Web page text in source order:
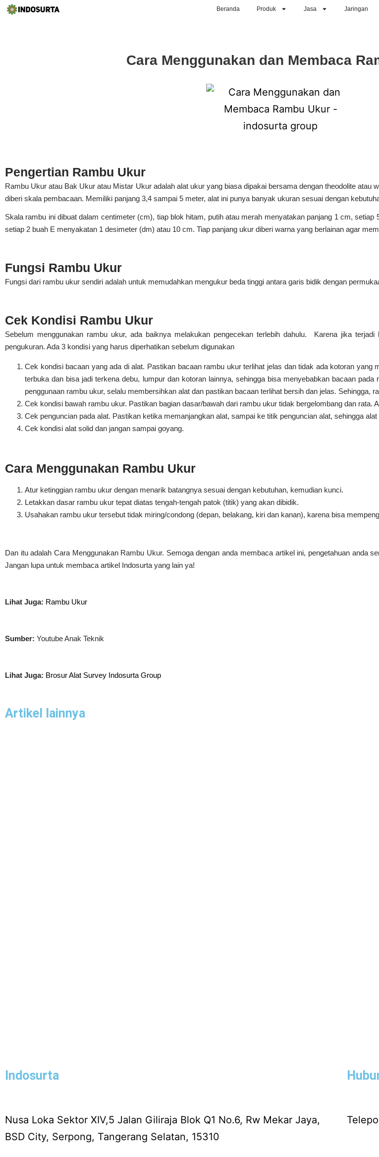
Beranda Produk Jasa Jaringan
Cara Menggunakan dan Membaca
Pengertian Rambu Ukur
Rambu Ukur atau Bak Ukur atau Mistar Ukur adalah alat ukur yang biasa dipakai bersama dengan theodolite atau
diberi skala pembacaan. Memiliki panjang 3,4 sampai 5 meter, alat ini punya banyak ukuran sesuai dengan
Skala rambu ini dibuat dalam centimeter (cm), tiap blok hitam, putih atau merah menyatakan panjang 1 cm,
setiap 2 buah E menyakatan 1 desimeter (dm) atau 10 cm. Tiap panjang ukur diberi warna yang berlainan agar
Fungsi Rambu Ukur
Fungsi dari rambu ukur sendiri adalah untuk memudahkan mengukur beda tinggi antara garis bidik dengan
Cek Kondisi Rambu Ukur
Sebelum menggunakan rambu ukur, ada baiknya melakukan pengecekan terlebih dahulu. Karena jika
pengukuran. Ada 3 kondisi yang harus diperhatikan sebelum digunakan
Cek kondisi bacaan yang ada di alat. Pastikan bacaan rambu ukur terlihat jelas dan tidak ada kotoran yang
terbuka dan bisa jadi terkena debu, lumpur dan kotoran lainnya, sehingga bisa menyebabkan bacaan
penggunaan rambu ukur, selalu membersihkan alat dan pastikan bacaan terlihat bersih dan jelas. Sehingga,
Cek kondisi bawah rambu ukur. Pastikan bagian dasar/bawah dari rambu ukur tidak bergelombang dan rata.
Cek penguncian pada alat. Pastikan ketika memanjangkan alat, sampai ke titik penguncian alat, sehingga
Cek kondisi alat solid dan jangan sampai goyang.
Cara Menggunakan Rambu Ukur
Atur ketinggian rambu ukur dengan menarik batangnya sesuai dengan kebutuhan, kemudian kunci.
Letakkan dasar rambu ukur tepat diatas tengah-tengah patok (titik) yang akan dibidik.
Usahakan rambu ukur tersebut tidak miring/condong (depan, belakang, kiri dan kanan), karena bisa
Dan itu adalah Cara Menggunakan Rambu Ukur. Semoga dengan anda membaca artikel ini, pengetahuan anda
Jangan lupa untuk membaca artikel Indosurta yang lain ya!
Lihat Juga: Rambu Ukur
Sumber: Youtube Anak Teknik
Lihat Juga: Brosur Alat Survey Indosurta Group
Artikel lainnya
Indosurta
Nusa Loka Sektor XIV,5 Jalan Giliraja Blok Q1 No.6, Rw Mekar Jaya,
BSD City, Serpong, Tangerang Selatan, 15310